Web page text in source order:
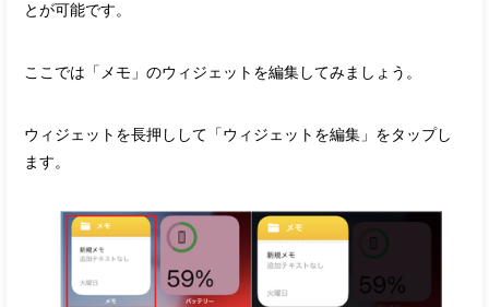
とが可能です。
ここでは「メモ」のウィジェットを編集してみましょう。
ウィジェットを長押しして「ウィジェットを編集」をタップし
ます。